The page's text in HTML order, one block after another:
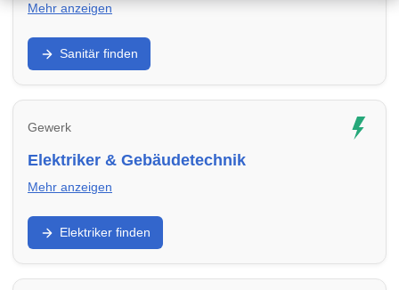
Mehr anzeigen
Badumbau, Leitungen, Armaturen, Abdichtung: Finde
Sanitärbetriebe in Erftstadt für Neubau, Sanierung und
Reparatur.
Sanitär finden
Gewerk
Elektriker & Gebäudetechnik
Mehr anzeigen
Elektroinstallation, Sicherungskasten, E-Check, Smart
Home: Finde Elektriker in Erftstadt für Ausbau,
Modernisierung und Sicherheit.
Elektriker finden